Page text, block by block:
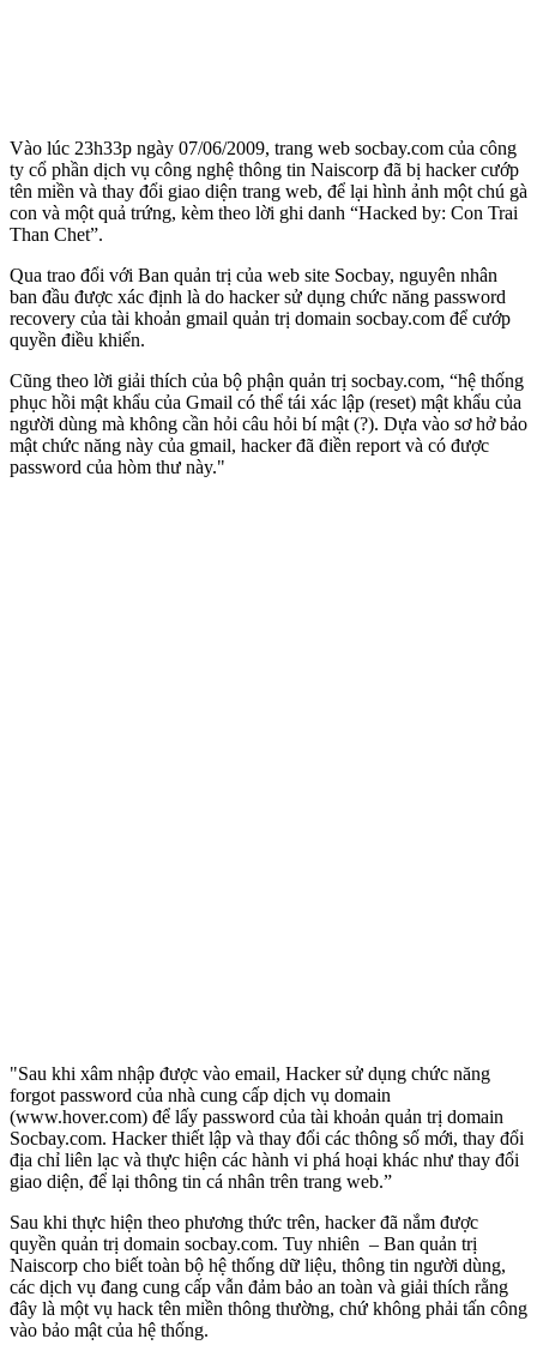
Vào lúc 23h33p ngày 07/06/2009, trang web socbay.com của công
ty cổ phần dịch vụ công nghệ thông tin Naiscorp đã bị hacker cướp
tên miền và thay đổi giao diện trang web, để lại hình ảnh một chú gà
con và một quả trứng, kèm theo lời ghi danh “Hacked by: Con Trai
Than Chet”.
Qua trao đổi với Ban quản trị của web site Socbay, nguyên nhân
ban đầu được xác định là do hacker sử dụng chức năng password
recovery của tài khoản gmail quản trị domain socbay.com để cướp
quyền điều khiển.
Cũng theo lời giải thích của bộ phận quản trị socbay.com, “hệ thống
phục hồi mật khẩu của Gmail có thể tái xác lập (reset) mật khẩu của
người dùng mà không cần hỏi câu hỏi bí mật (?). Dựa vào sơ hở bảo
mật chức năng này của gmail, hacker đã điền report và có được
password của hòm thư này."
"Sau khi xâm nhập được vào email, Hacker sử dụng chức năng
forgot password của nhà cung cấp dịch vụ domain
(www.hover.com) để lấy password của tài khoản quản trị domain
Socbay.com. Hacker thiết lập và thay đổi các thông số mới, thay đổi
địa chỉ liên lạc và thực hiện các hành vi phá hoại khác như thay đổi
giao diện, để lại thông tin cá nhân trên trang web.”
Sau khi thực hiện theo phương thức trên, hacker đã nắm được
quyền quản trị domain socbay.com. Tuy nhiên – Ban quản trị
Naiscorp cho biết toàn bộ hệ thống dữ liệu, thông tin người dùng,
các dịch vụ đang cung cấp vẫn đảm bảo an toàn và giải thích rằng
đây là một vụ hack tên miền thông thường, chứ không phải tấn công
vào bảo mật của hệ thống.